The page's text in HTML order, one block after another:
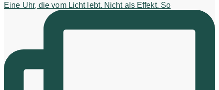
Eine Uhr, die vom Licht lebt. Nicht als Effekt. So